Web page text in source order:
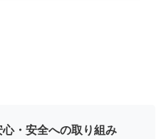
・安全への取り組み